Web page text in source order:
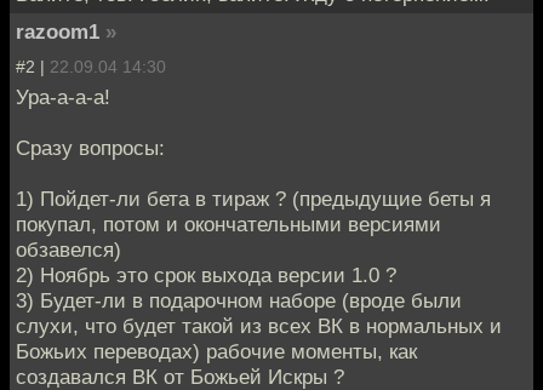
razoom1 »
#2 | 22.09.04 14:30
Ура-а-а-а!
Сразу вопросы:
1) Пойдет-ли бета в тираж ? (предыдущие беты я
покупал, потом и окончательными версиями
обзавелся)
2) Ноябрь это срок выхода версии 1.0 ?
3) Будет-ли в подарочном наборе (вроде были
слухи, что будет такой из всех ВК в нормальных и
Божьих переводах) рабочие моменты, как
создавался ВК от Божьей Искры ?